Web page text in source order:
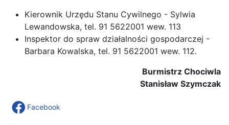
Kierownik Urzędu Stanu Cywilnego - Sylwia
Lewandowska, tel. 91 5622001 wew. 113
Inspektor do spraw działalności gospodarczej -
Barbara Kowalska, tel. 91 5622001 wew. 112.
Burmistrz Chociwla
Stanisław Szymczak
Facebook